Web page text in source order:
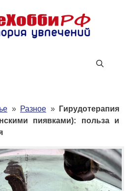
» Разное »
Гирудотерапия
пиявками): польза и